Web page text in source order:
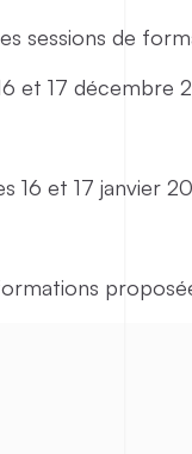
sessions de
et 17 décembre
16 et 17 janvier